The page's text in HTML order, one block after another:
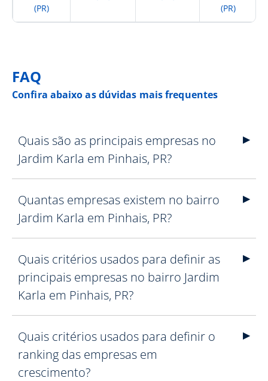
(PR)
(PR)
FAQ
Confira abaixo as dúvidas mais frequentes
Quais são as principais empresas no
Jardim Karla em Pinhais, PR?
Quantas empresas existem no bairro
Jardim Karla em Pinhais, PR?
Quais critérios usados para definir as
principais empresas no bairro Jardim
Karla em Pinhais, PR?
Quais critérios usados para definir o
ranking das empresas em
crescimento?